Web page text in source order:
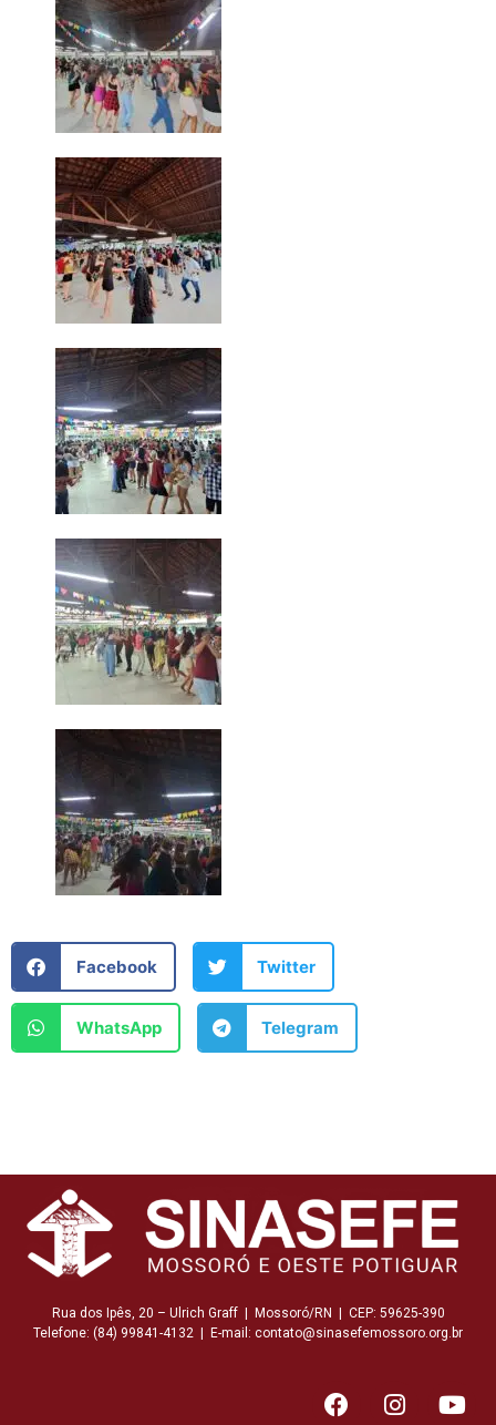
Facebook Twitter
WhatsApp Telegram
Rua dos Ipês, 20 – Ulrich Graff | Mossoró/RN | CEP: 59625-390
Telefone: (84) 99841-4132 | E-mail: contato@sinasefemossoro.org.br